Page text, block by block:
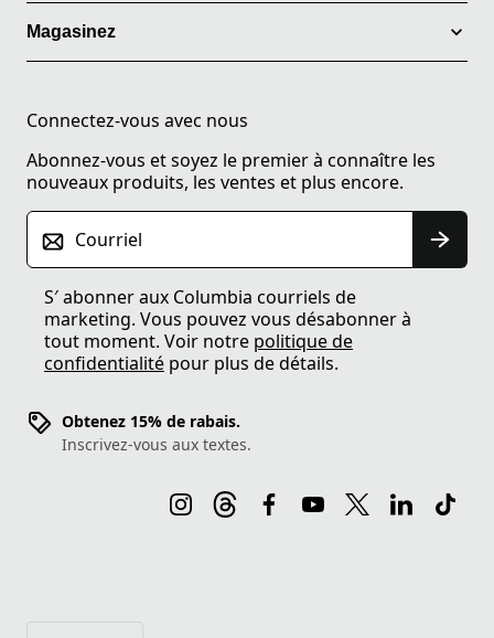
Magasinez
Connectez-vous avec nous
Abonnez-vous et soyez le premier à connaître les
nouveaux produits, les ventes et plus encore.
Courriel
S′ abonner aux Columbia courriels de
marketing. Vous pouvez vous désabonner à
tout moment. Voir notre politique de
confidentialité pour plus de détails.
Obtenez 15% de rabais.
Inscrivez-vous aux textes.